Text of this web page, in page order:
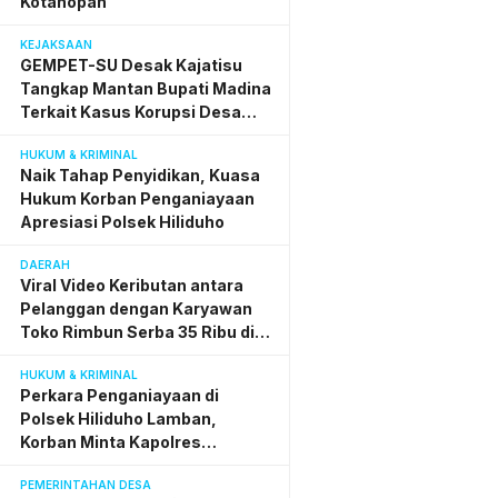
KEJAKSAAN
GEMPET-SU Desak Kajatisu
Tangkap Mantan Bupati Madina
Terkait Kasus Korupsi Desa
HUKUM & KRIMINAL
Naik Tahap Penyidikan, Kuasa
Hukum Korban Penganiayaan
Apresiasi Polsek Hiliduho
DAERAH
Viral Video Keributan antara
Pelanggan dengan Karyawan
Toko Rimbun Serba 35 Ribu di
Secara Kekeluargaan
HUKUM & KRIMINAL
Perkara Penganiayaan di
Polsek Hiliduho Lamban,
Korban Minta Kapolres
Ditahan
PEMERINTAHAN DESA